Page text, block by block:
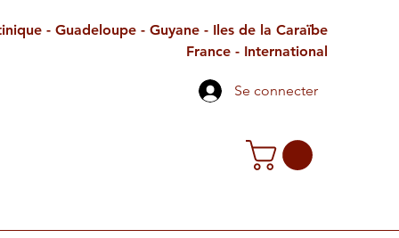
- Guadeloupe - Guyane - Iles de la Caraïbe
France - International
Se connecter